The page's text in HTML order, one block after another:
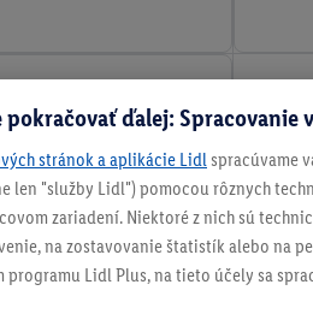
ďalej: Spracovanie
stránok a aplikácie Lidl spracúvame
len "služby Lidl") pomocou rôznych
zariadení. Niektoré z nich sú
na zostavovanie štatistík alebo na
programu Lidl Plus, na tieto účely sa